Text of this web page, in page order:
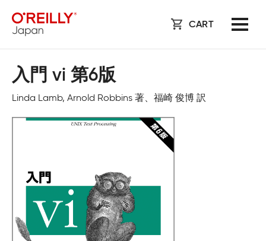
CART
入門 vi 第6版
Linda Lamb, Arnold Robbins 著、福崎 俊博 訳